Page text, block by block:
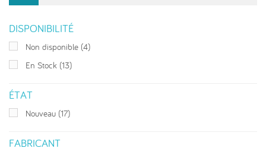
DISPONIBILITÉ
Non disponible (4)
En Stock (13)
ÉTAT
Nouveau (17)
FABRICANT